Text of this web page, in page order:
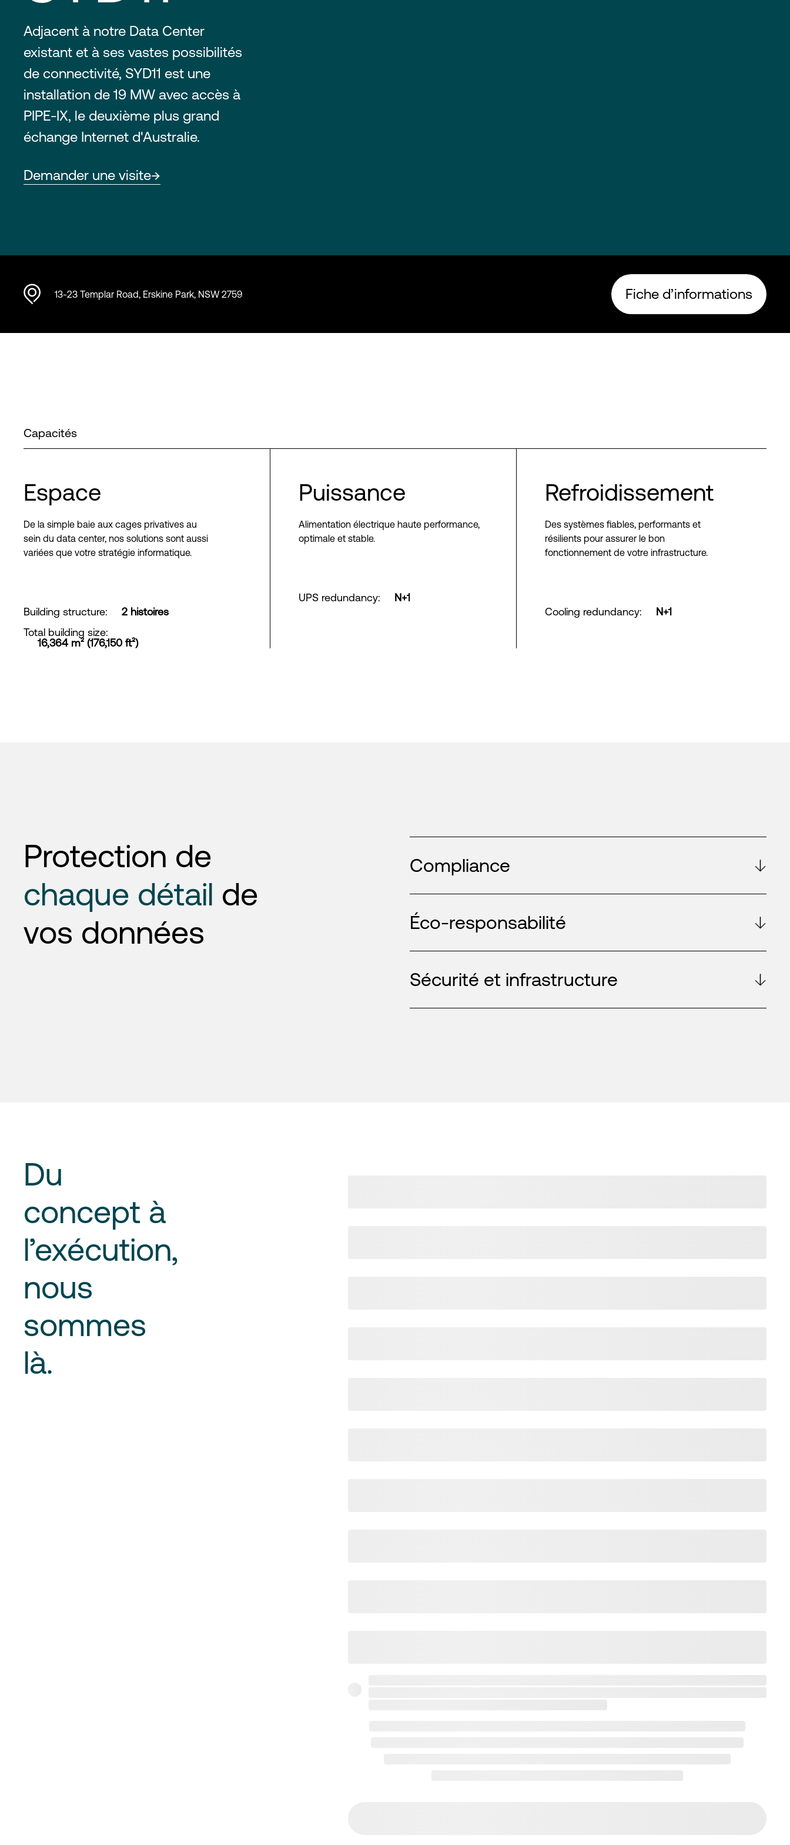
Adjacent à notre Data Center
existant et à ses vastes possibilités
de connectivité, SYD11 est une
installation de 19 MW avec accès à
PIPE-IX, le deuxième plus grand
échange Internet d'Australie.
Demander une visite
13-23 Templar Road, Erskine Park, NSW 2759 Fiche d’informations
Capacités
Espace
De la simple baie aux cages privatives au
sein du data center, nos solutions sont aussi
variées que votre stratégie informatique.
Building structure:
2 histoires
Total building size:
16,364 m² (176,150 ft²)
Puissance
Alimentation électrique haute performance,
optimale et stable.
UPS redundancy: N+1
Refroidissement
Des systèmes fiables, performants et
résilients pour assurer le bon
fonctionnement de votre infrastructure.
Cooling redundancy: N+1
Protection de
chaque détail de
vos données
Compliance
Éco-responsabilité
Sécurité et infrastructure
Du
concept à
l’exécution,
nous
sommes
là.